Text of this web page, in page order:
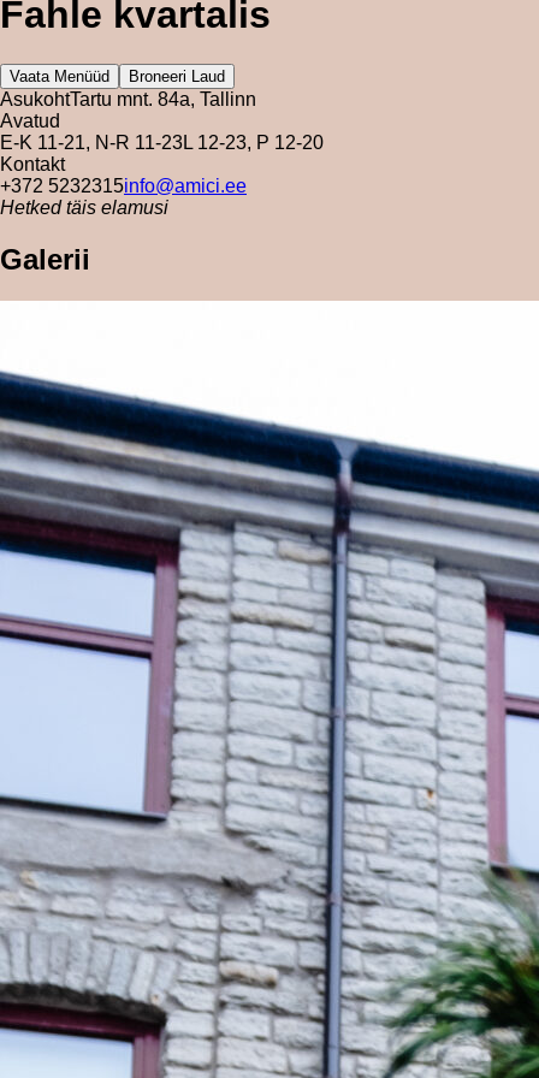
Fahle kvartalis
Vaata Menüüd Broneeri Laud
AsukohtTartu mnt. 84a, Tallinn
Avatud
E-K 11-21, N-R 11-23L 12-23, P 12-20
Kontakt
+372 5232315info@amici.ee
Hetked täis elamusi
Galerii